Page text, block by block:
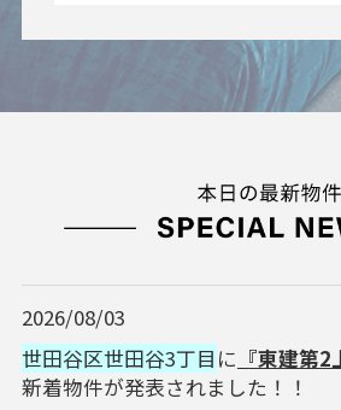
2026/08/03
世田谷区世田谷3丁目 に 『東建第2
新着物件が発表されました！！